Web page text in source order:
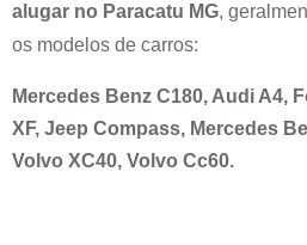
alugar no Paracatu MG,
os modelos de carros:
Mercedes Benz C180, Audi A4,
XF, Jeep Compass, Mercedes
Volvo XC40, Volvo Cc60.